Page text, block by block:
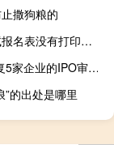
撒狗粮的
公务员考试报名表没有打印的后果（公务员报名表怎么填里职务职称怎么填）
“一下子恢复5家企业的IPO审核” ？ 行业人士：因补财报而中止的审核恢复 不存在加大融资力度的信号释放
”的出处是哪里